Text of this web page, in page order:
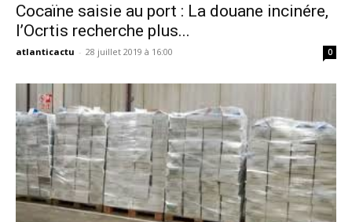
Cocaïne saisie au port : La douane incinére,
l’Ocrtis recherche plus...
atlanticactu - 28 juillet 2019 à 16:00 0